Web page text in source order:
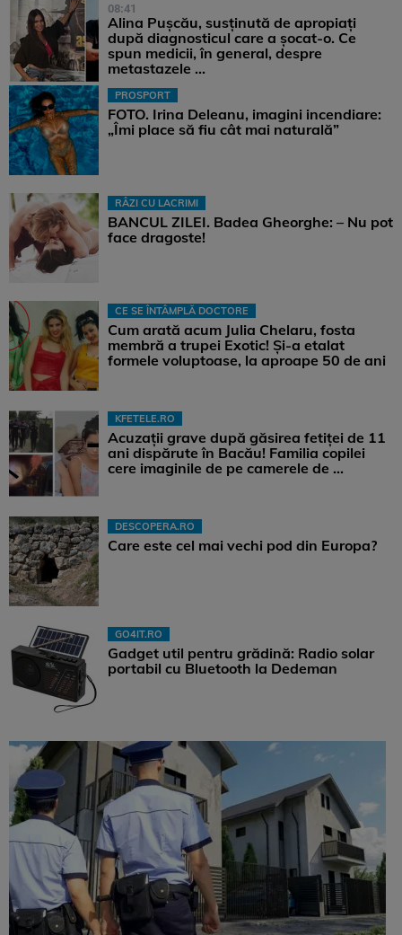
08:41
Alina Pușcău, susținută de apropiați
după diagnosticul care a șocat-o. Ce
spun medicii, în general, despre
metastazele ...
PROSPORT
FOTO. Irina Deleanu, imagini incendiare:
„Îmi place să fiu cât mai naturală”
RÂZI CU LACRIMI
BANCUL ZILEI. Badea Gheorghe: – Nu pot
face dragoste!
CE SE ÎNTÂMPLĂ DOCTORE
Cum arată acum Julia Chelaru, fosta
membră a trupei Exotic! Și-a etalat
formele voluptoase, la aproape 50 de ani
KFETELE.RO
Acuzații grave după găsirea fetiței de 11
ani dispărute în Bacău! Familia copilei
cere imaginile de pe camerele de ...
DESCOPERA.RO
Care este cel mai vechi pod din Europa?
GO4IT.RO
Gadget util pentru grădină: Radio solar
portabil cu Bluetooth la Dedeman